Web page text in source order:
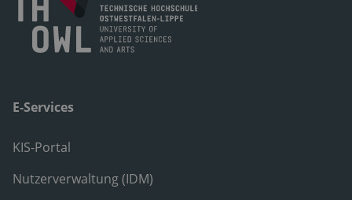
E-Services
KIS-Portal
Nutzerverwaltung (IDM)